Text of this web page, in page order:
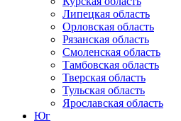
Липецкая область
Орловская область
Рязанская область
Смоленская область
Тамбовская область
Тверская область
Тульская область
Ярославская область
Юг